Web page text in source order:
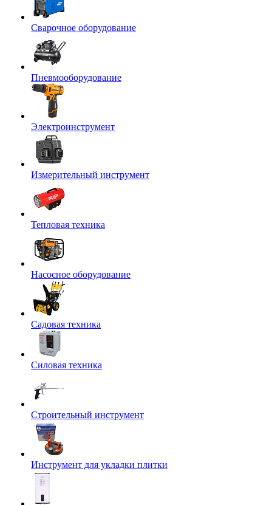
Сварочное оборудование
Пневмооборудование
Электроинструмент
Измерительный инструмент
Тепловая техника
Насосное оборудование
Садовая техника
Силовая техника
Строительный инструмент
Инструмент для укладки плитки